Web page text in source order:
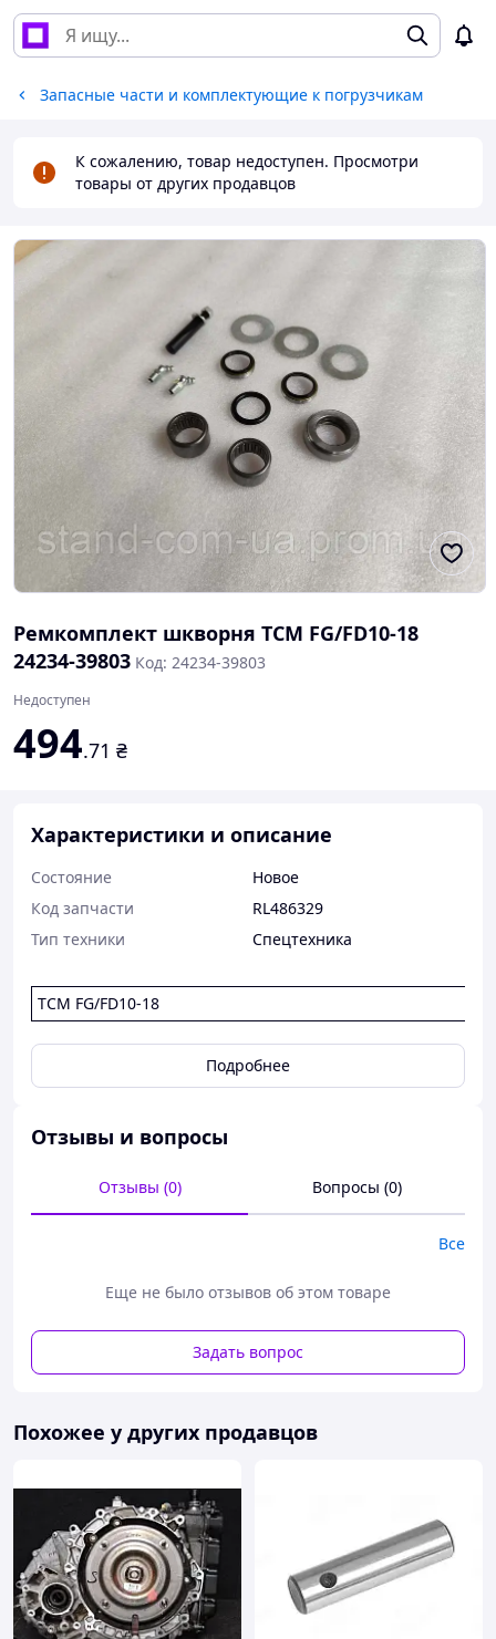
Запасные части и комплектующие к погрузчикам
К сожалению, товар недоступен. Просмотри
товары от других продавцов
Ремкомплект шкворня ТСМ FG/FD10-18
24234-39803 Код: 24234-39803
Недоступен
494.71 ₴
Характеристики и описание
Состояние
Новое
Код запчасти
RL486329
Тип техники
Спецтехника
ТСМ FG/FD10-18
Подробнее
Отзывы и вопросы
Отзывы (0) Вопросы (0)
Все
Еще не было отзывов об этом товаре
Задать вопрос
Похожее у других продавцов